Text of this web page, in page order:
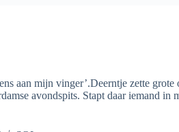
aan mijn vinger’.Deerntje zette
avondspits. Stapt daar iemand